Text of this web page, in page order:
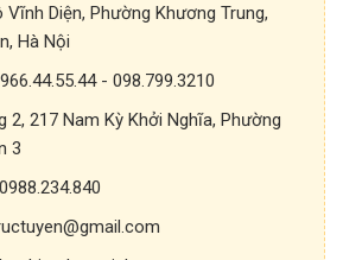
Vĩnh Diện, Phường Khương Trung,
Hà Nội
- 098.799.3210
2, 217 Nam Kỳ Khởi Nghĩa, Phường
3
0988.234.840